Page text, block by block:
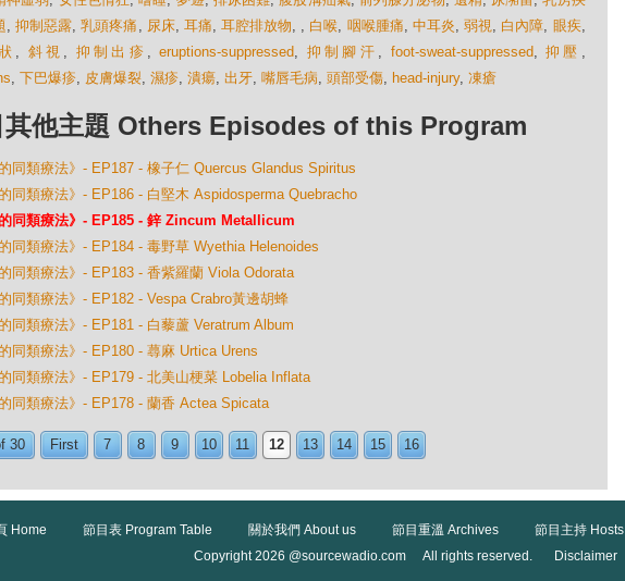
, 抑制惡露,乳頭疼痛 , 尿床, 耳痛, 耳腔排放物, , 白喉, 咽喉腫痛, 中耳炎,弱視, 白內障, 眼疾,
, 斜視 , 抑制出疹 ,eruptions-suppressed, 抑制腳汗 , foot-sweat-suppressed, 抑壓 ,
, 下巴爆疹, 皮膚爆裂, 濕疹, 潰瘍, 出牙, 嘴唇毛病, 頭部受傷, head-injury, 凍瘡
其他主題 Others Episodes of this Program
的同類療法》- EP187 - 橡子仁 Quercus Glandus Spiritus
的同類療法》- EP186 - 白堅木 Aspidosperma Quebracho
的同類療法》- EP185 - 鋅 Zincum Metallicum
的同類療法》- EP184 - 毒野草 Wyethia Helenoides
的同類療法》- EP183 - 香紫羅蘭 Viola Odorata
同類療法》- EP182 - Vespa Crabro黃邊胡蜂
同類療法》- EP181 - 白藜蘆 Veratrum Album
同類療法》- EP180 - 蕁麻 Urtica Urens
的同類療法》- EP179 - 北美山梗菜 Lobelia Inflata
的同類療法》- EP178 - 蘭香 Actea Spicata
30 First 7 8 9 10 11 12 13 14 15 16
Home 節目表 Program Table 關於我們 About us 節目重溫 Archives 節目主持 Hosts
Copyright 2026 @sourcewadio.com All rights reserved.
Disclaimer